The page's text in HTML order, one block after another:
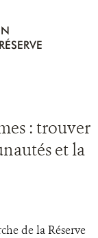
RÉSERVE
: trouver
et la
de la Réserve